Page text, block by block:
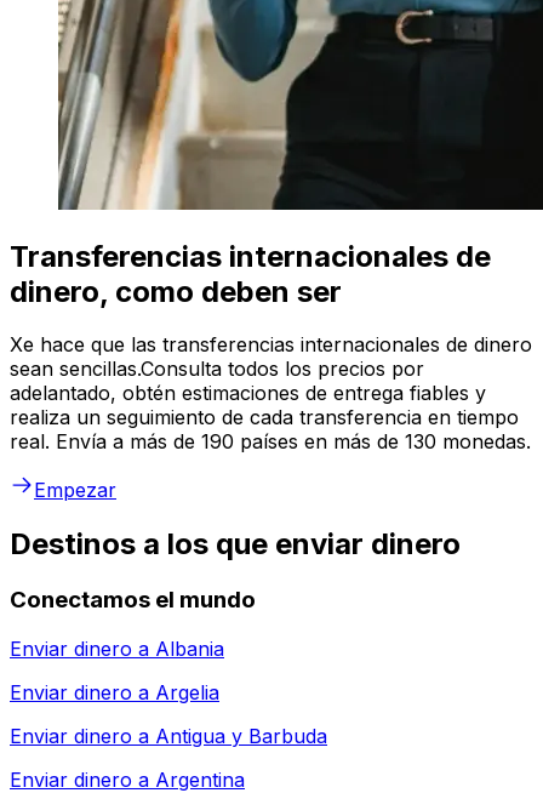
Transferencias internacionales de
dinero, como deben ser
Xe hace que las transferencias internacionales de dinero
sean sencillas.Consulta todos los precios por
adelantado, obtén estimaciones de entrega fiables y
realiza un seguimiento de cada transferencia en tiempo
real. Envía a más de 190 países en más de 130 monedas.
Empezar
Destinos a los que enviar dinero
Conectamos el mundo
Enviar dinero a Albania
Enviar dinero a Argelia
Enviar dinero a Antigua y Barbuda
Enviar dinero a Argentina